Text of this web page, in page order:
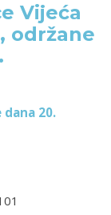
Vijeća
održane
20.